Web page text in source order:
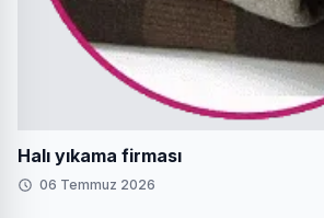
Halı yıkama firması
06 Temmuz 2026